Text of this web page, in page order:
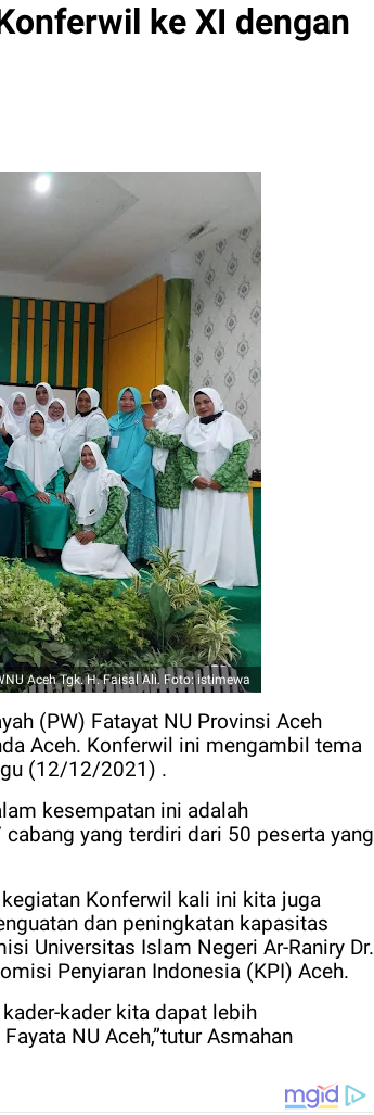
ke XI dengan
Aceh Tgk. H. Faisal Ali. Foto: istimewa
(PW) Fatayat NU Provinsi Aceh
Aceh. Konferwil ini mengambil tema
(12/12/2021) .
kesempatan ini adalah
yang terdiri dari 50 peserta yang
Konferwil kali ini kita juga
dan peningkatan kapasitas
Universitas Islam Negeri Ar-Raniry Dr.
Penyiaran Indonesia (KPI) Aceh.
kader kita dapat lebih
NU Aceh,”tutur Asmahan